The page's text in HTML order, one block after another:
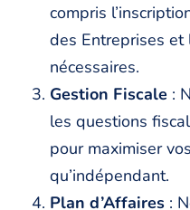
compris
des Entreprises et
nécessaires.
Gestion Fiscale :
les questions
pour maximiser
qu’indépendant.
Plan d’Affaires :